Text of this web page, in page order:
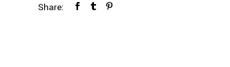
Share: